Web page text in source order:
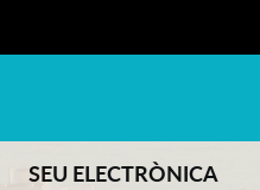
SEU ELECTRÒNICA